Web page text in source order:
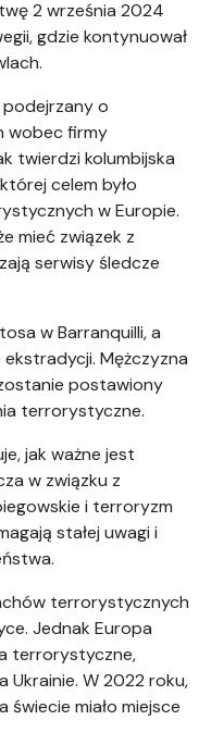
2 września 2024
gdzie kontynuował
podejrzany o
wobec firmy
twierdzi kolumbijska
celem było
w Europie.
mieć związek z
serwisy śledcze
w Barranquilli, a
Mężczyzna
postawiony
terrorystyczne.
jak ważne jest
w związku z
i terroryzm
stałej uwagi i
terrorystycznych
Jednak Europa
terrorystyczne,
Ukrainie. W 2022 roku,
miało miejsce